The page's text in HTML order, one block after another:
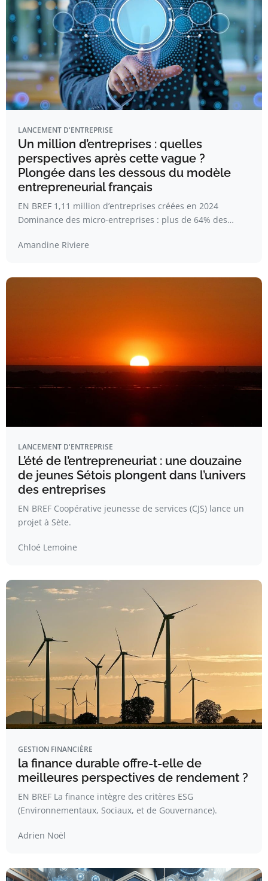
LANCEMENT D'ENTREPRISE
Un million d’entreprises : quelles
perspectives après cette vague ?
Plongée dans les dessous du modèle
entrepreneurial français
EN BREF 1,11 million d’entreprises créées en 2024
Dominance des micro-entreprises : plus de 64% des…
Amandine Riviere
LANCEMENT D'ENTREPRISE
L’été de l’entrepreneuriat : une douzaine
de jeunes Sétois plongent dans l’univers
des entreprises
EN BREF Coopérative jeunesse de services (CJS) lance un
projet à Sète.
Chloé Lemoine
GESTION FINANCIÈRE
la finance durable offre-t-elle de
meilleures perspectives de rendement ?
EN BREF La finance intègre des critères ESG
(Environnementaux, Sociaux, et de Gouvernance).
Adrien Noël